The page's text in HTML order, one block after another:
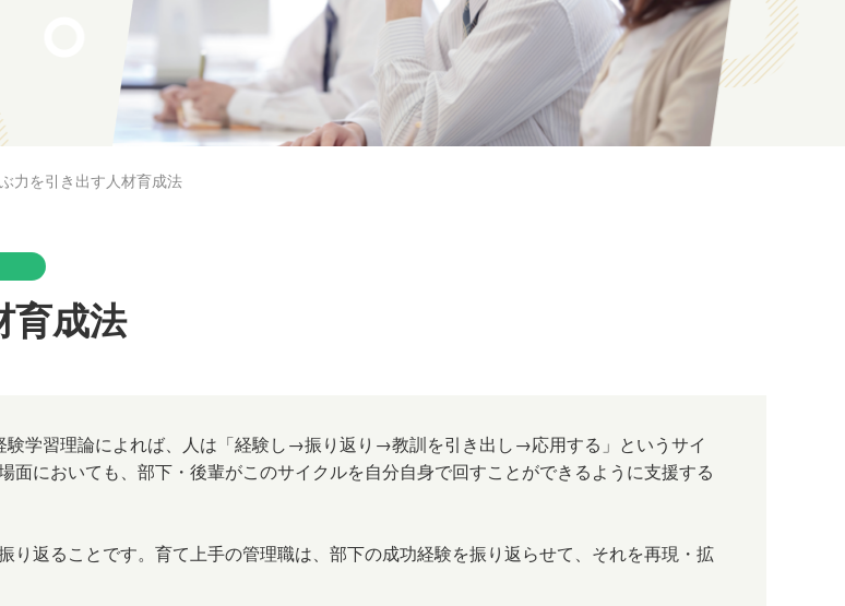
力を引き出す人材育成法
育成法
験学習理論によれば、人は「経験し→振り返り→教訓を引き出し→応用する」というサイ
においても、部下・後輩がこのサイクルを自分自身で回すことができるように支援する
返ることです。育て上手の管理職は、部下の成功経験を振り返らせて、それを再現・拡